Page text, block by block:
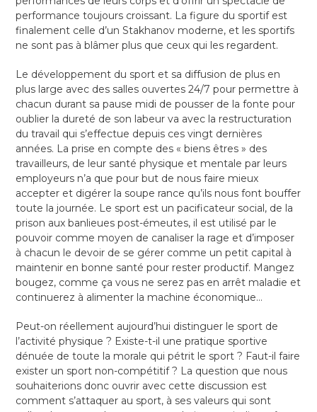
performance toujours croissant. La figure du sportif est
finalement celle d’un Stakhanov moderne, et les sportifs
ne sont pas à blâmer plus que ceux qui les regardent.
Le développement du sport et sa diffusion de plus en
plus large avec des salles ouvertes 24/7 pour permettre à
chacun durant sa pause midi de pousser de la fonte pour
oublier la dureté de son labeur va avec la restructuration
du travail qui s’effectue depuis ces vingt dernières
années. La prise en compte des « biens êtres » des
travailleurs, de leur santé physique et mentale par leurs
employeurs n’a que pour but de nous faire mieux
accepter et digérer la soupe rance qu’ils nous font bouffer
toute la journée. Le sport est un pacificateur social, de la
prison aux banlieues post-émeutes, il est utilisé par le
pouvoir comme moyen de canaliser la rage et d’imposer
à chacun le devoir de se gérer comme un petit capital à
maintenir en bonne santé pour rester productif. Mangez
bougez, comme ça vous ne serez pas en arrêt maladie et
continuerez à alimenter la machine économique…
Peut-on réellement aujourd’hui distinguer le sport de
l’activité physique ? Existe-t-il une pratique sportive
dénuée de toute la morale qui pétrit le sport ? Faut-il faire
exister un sport non-compétitif ? La question que nous
souhaiterions donc ouvrir avec cette discussion est
comment s’attaquer au sport, à ses valeurs qui sont